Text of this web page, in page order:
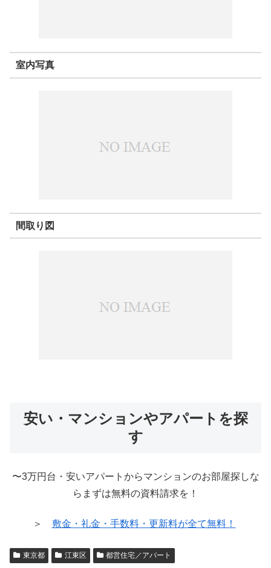
室内写真
間取り図
安い・マンションやアパートを探
す
〜3万円台・安いアパートからマンションのお部屋探しな
らまずは無料の資料請求を！
＞ 敷金・礼金・手数料・更新料が全て無料！
東京都 江東区 都営住宅／アパート